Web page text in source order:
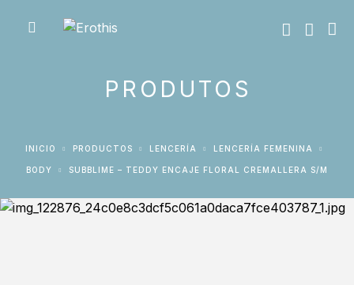
PRODUTOS
INICIO PRODUCTOS LENCERÍA LENCERÍA FEMENINA
BODY SUBBLIME – TEDDY ENCAJE FLORAL CREMALLERA S/M